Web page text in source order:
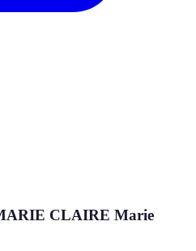
CLAIRE Marie